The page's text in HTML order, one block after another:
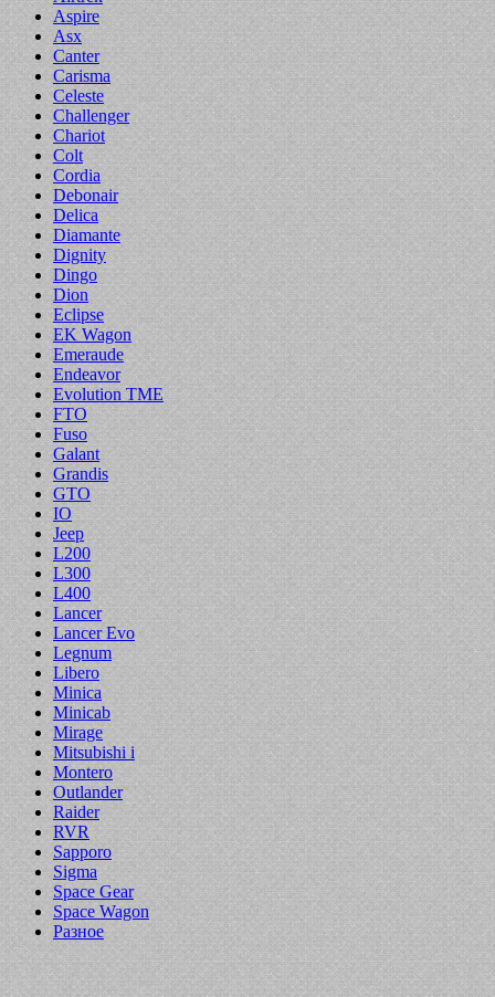
Aspire
Asx
Canter
Carisma
Celeste
Challenger
Chariot
Colt
Cordia
Debonair
Delica
Diamante
Dignity
Dingo
Dion
Eclipse
EK Wagon
Emeraude
Endeavor
Evolution TME
FTO
Fuso
Galant
Grandis
GTO
IO
Jeep
L200
L300
L400
Lancer
Lancer Evo
Legnum
Libero
Minica
Minicab
Mirage
Mitsubishi i
Montero
Outlander
Raider
RVR
Sapporo
Sigma
Space Gear
Space Wagon
Разное